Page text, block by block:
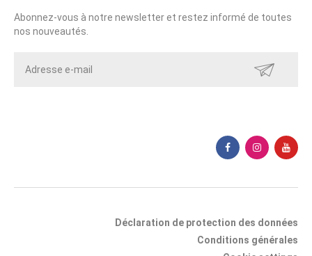
Abonnez-vous à notre newsletter et restez informé de toutes
nos nouveautés.
ENVOYER
Déclaration de protection des données
Conditions générales